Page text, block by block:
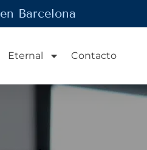
Barcelona
Eternal Contacto